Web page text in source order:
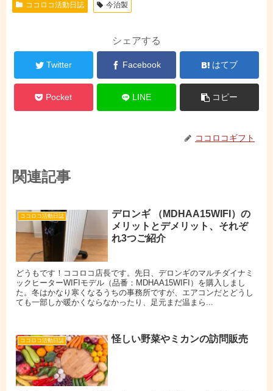
ココロコ活動日誌 今治製
シェアする
Twitter Facebook はてブ
Pocket LINE コピー
ココロコギフト
関連記事
ココロコ活動日誌
デロンギ （MDHAA15WIFI）の
メリットとデメリット、それぞ
れ3つご紹介
どうもです！ココロコ店長です。先日、デロンギのマルチダイナミ
ックヒーターWIFIモデル（品番：MDHAA15WIFI）を購入しまし
た。冬はかなり寒くなるうちの事務所ですが、エアコンだとどうし
ても一部しか暖かくならなかったり、足元まだ温まら...
ココロコ活動日誌 怪しい野菜やミカンの訪問販売